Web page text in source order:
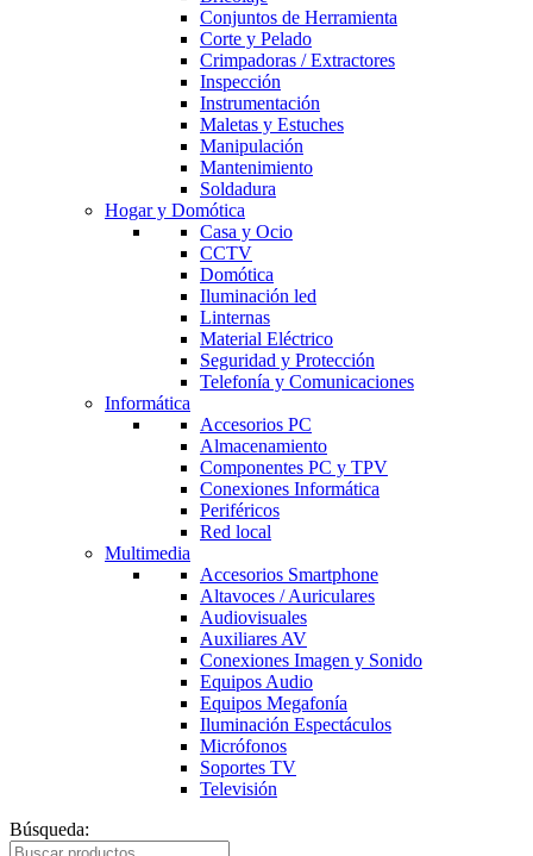
Conjuntos de Herramienta
Corte y Pelado
Crimpadoras / Extractores
Inspección
Instrumentación
Maletas y Estuches
Manipulación
Mantenimiento
Soldadura
Hogar y Domótica
Casa y Ocio
CCTV
Domótica
Iluminación led
Linternas
Material Eléctrico
Seguridad y Protección
Telefonía y Comunicaciones
Informática
Accesorios PC
Almacenamiento
Componentes PC y TPV
Conexiones Informática
Periféricos
Red local
Multimedia
Accesorios Smartphone
Altavoces / Auriculares
Audiovisuales
Auxiliares AV
Conexiones Imagen y Sonido
Equipos Audio
Equipos Megafonía
Iluminación Espectáculos
Micrófonos
Soportes TV
Televisión
Búsqueda: